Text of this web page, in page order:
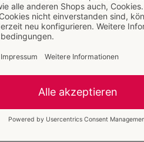
Display Wind-Up Willie 24er
07993780000